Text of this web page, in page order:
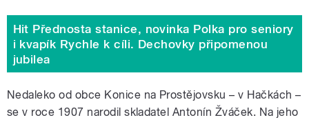
Hit Přednosta stanice, novinka Polka pro seniory
i kvapík Rychle k cíli. Dechovky připomenou
jubilea
Nedaleko od obce Konice na Prostějovsku – v Hačkách –
se v roce 1907 narodil skladatel Antonín Žváček. Na jeho